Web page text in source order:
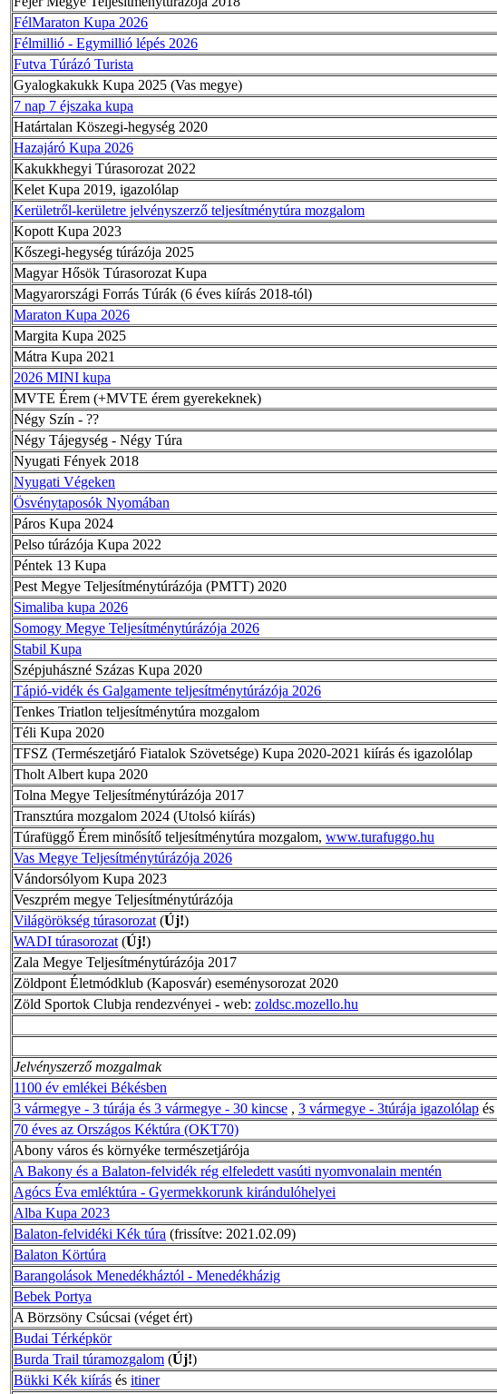
FélMaraton Kupa 2026
Félmillió - Egymillió lépés 2026
Futva Túrázó Turista
Gyalogkakukk Kupa 2025 (Vas megye)
7 nap 7 éjszaka kupa
Határtalan Köszegi-hegység 2020
Hazajáró Kupa 2026
Kakukkhegyi Túrasorozat 2022
Kelet Kupa 2019, igazolólap
Kerületről-kerületre jelvényszerző teljesítménytúra mozgalom
Kopott Kupa 2023
Kőszegi-hegység túrázója 2025
Magyar Hősök Túrasorozat Kupa
Magyarországi Forrás Túrák (6 éves kiírás 2018-tól)
Maraton Kupa 2026
Margita Kupa 2025
Mátra Kupa 2021
2026 MINI kupa
MVTE Érem (+MVTE érem gyerekeknek)
Négy Szín - ??
Négy Tájegység - Négy Túra
Nyugati Fények 2018
Nyugati Végeken
Ösvénytaposók Nyomában
Páros Kupa 2024
Pelso túrázója Kupa 2022
Péntek 13 Kupa
Pest Megye Teljesítménytúrázója (PMTT) 2020
Simaliba kupa 2026
Somogy Megye Teljesítménytúrázója 2026
Stabil Kupa
Szépjuhászné Százas Kupa 2020
Tápió-vidék és Galgamente teljesítménytúrázója 2026
Tenkes Triatlon teljesítménytúra mozgalom
Téli Kupa 2020
TFSZ (Természetjáró Fiatalok Szövetsége) Kupa 2020-2021 kiírás és igazolólap
Tholt Albert kupa 2020
Tolna Megye Teljesítménytúrázója 2017
Transztúra mozgalom 2024 (Utolsó kiírás)
Túrafüggő Érem minősítő teljesítménytúra mozgalom, www.turafuggo.hu
Vas Megye Teljesítménytúrázója 2026
Vándorsólyom Kupa 2023
Veszprém megye Teljesítménytúrázója
Világörökség túrasorozat (Új!)
WADI túrasorozat (Új!)
Zala Megye Teljesítménytúrázója 2017
Zöldpont Életmódklub (Kaposvár) eseménysorozat 2020
Zöld Sportok Clubja rendezvényei - web: zoldsc.mozello.hu
Jelvényszerző mozgalmak
1100 év emlékei Békésben
3 vármegye - 3 túrája és 3 vármegye - 30 kincse , 3 vármegye - 3túrája igazolólap és
70 éves az Országos Kéktúra (OKT70)
Abony város és környéke természetjárója
A Bakony és a Balaton-felvidék rég elfeledett vasúti nyomvonalain mentén
Agócs Éva emléktúra - Gyermekkorunk kirándulóhelyei
Alba Kupa 2023
Balaton-felvidéki Kék túra (frissítve: 2021.02.09)
Balaton Körtúra
Barangolások Menedékháztól - Menedékházig
Bebek Portya
A Börzsöny Csúcsai (véget ért)
Budai Térképkör
Burda Trail túramozgalom (Új!)
Bükki Kék kiírás és itiner